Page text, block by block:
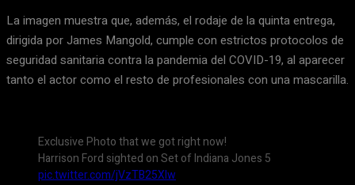
La imagen muestra que, además, el rodaje de la quinta entrega,
dirigida por James Mangold, cumple con estrictos protocolos de
seguridad sanitaria contra la pandemia del COVID-19, al aparecer
tanto el actor como el resto de profesionales con una mascarilla.
Exclusive Photo that we got right now!
Harrison Ford sighted on Set of Indiana Jones 5
pic.twitter.com/jVzTB25XIw